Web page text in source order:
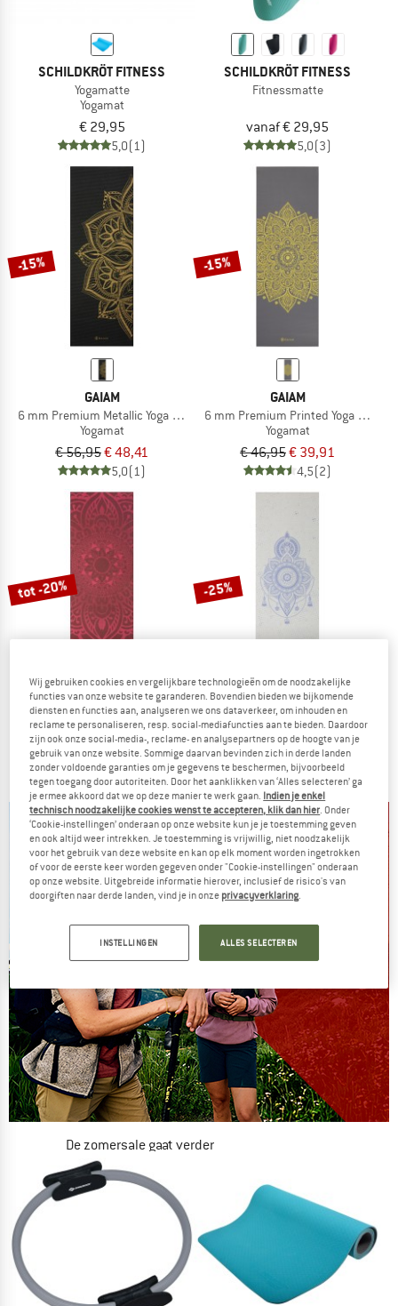
SCHILDKRÖT FITNESS
Yogamatte
Yogamat
€ 29,95
5,0(1)
SCHILDKRÖT FITNESS
Fitnessmatte
vanaf € 29,95
5,0(3)
-15%
GAIAM
6 mm Premium Metallic Yoga Mat
Yogamat
€ 56,95€ 48,41
5,0(1)
-15%
GAIAM
6 mm Premium Printed Yoga Mat
Yogamat
€ 46,95€ 39,91
4,5(2)
tot -20%
GAIAM
Sundial Layers Yoga Mat 5 mm Classic Printed
Yogamat
€ 39,95vanaf € 31,96
5,0(1)
-25%
GAIAM
5 mm Classic Printed Yoga Mat
€ 39,95 € 29,96
5,0(1)
De zomersale gaat verder
NU TOT MAAR LIEFST -50%
NAAR DE SALE
Wij gebruiken cookies en vergelijkbare technologieën om de noodzakelijke
functies van onze website te garanderen. Bovendien bieden we bijkomende
diensten en functies aan, analyseren we ons dataverkeer, om inhouden en
reclame te personaliseren, resp. social-mediafuncties aan te bieden. Daardoor
zijn ook onze social-media-, reclame- en analysepartners op de hoogte van je
gebruik van onze website. Sommige daarvan bevinden zich in derde landen
zonder voldoende garanties om je gegevens te beschermen, bijvoorbeeld
tegen toegang door autoriteiten. Door het aanklikken van ‘Alles selecteren’ ga
je ermee akkoord dat we op deze manier te werk gaan. Indien je enkel
technisch noodzakelijke cookies wenst te accepteren, klik dan hier . Onder
‘Cookie-instellingen’ onderaan op onze website kun je je toestemming geven
en ook altijd weer intrekken. Je toestemming is vrijwillig, niet noodzakelijk
voor het gebruik van deze website en kan op elk moment worden ingetrokken
of voor de eerste keer worden gegeven onder "Cookie-instellingen" onderaan
op onze website. Uitgebreide informatie hierover, inclusief de risico's van
doorgiften naar derde landen, vind je in onze privacyverklaring
INSTELLINGEN ALLES SELECTEREN